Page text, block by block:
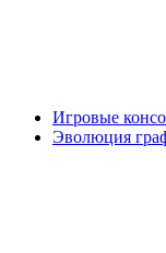
Игровые
Эволюция